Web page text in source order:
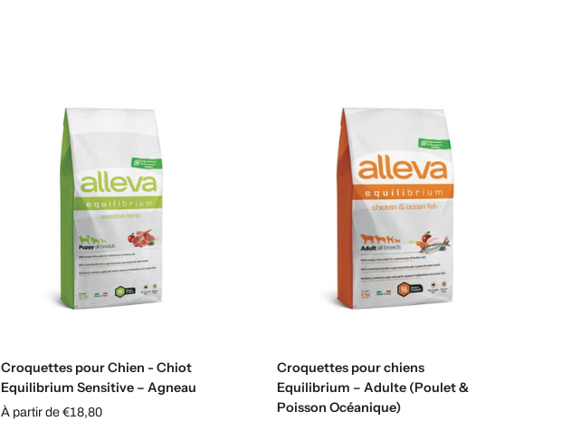
Croquettes pour Chien - Chiot
Equilibrium Sensitive – Agneau
À partir de €18,80
Croquettes pour chiens
Equilibrium – Adulte (Poulet &
Poisson Océanique)